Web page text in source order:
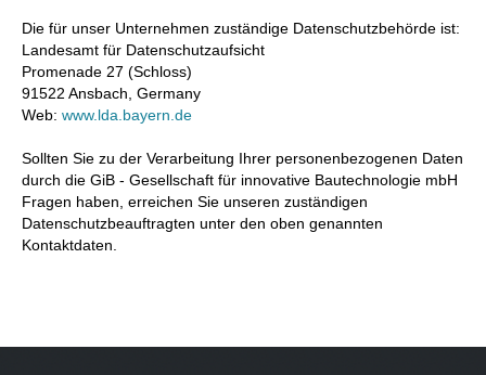
Die für unser Unternehmen zuständige Datenschutzbehörde ist:
Landesamt für Datenschutzaufsicht
Promenade 27 (Schloss)
91522 Ansbach, Germany
Web: www.lda.bayern.de
Sollten Sie zu der Verarbeitung Ihrer personenbezogenen Daten
durch die GiB - Gesellschaft für innovative Bautechnologie mbH
Fragen haben, erreichen Sie unseren zuständigen
Datenschutzbeauftragten unter den oben genannten
Kontaktdaten.